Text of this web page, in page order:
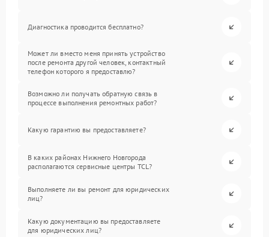
Диагностика проводится бесплатно?
Может ли вместо меня принять устройство
после ремонта другой человек, контактный
телефон которого я предоставлю?
Возможно ли получать обратную связь в
процессе выполнения ремонтных работ?
Какую гарантию вы предоставляете?
В каких районах Нижнего Новгорода
располагаются сервисные центры TCL?
Выполняете ли вы ремонт для юридических
лиц?
Какую документацию вы предоставляете
для юридических лиц?